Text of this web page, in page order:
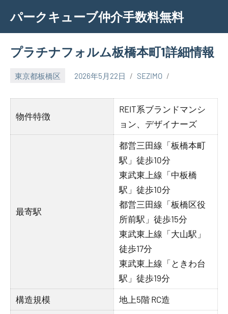
content
パークキューブ仲介手数料無料
プラチナフォルム板橋本町1詳細情報
東京都板橋区 2026年5月22日 SEZIMO
物件特徴
REIT系ブランドマンシ
ョン、デザイナーズ
最寄駅
都営三田線「板橋本町
駅」徒歩10分
東武東上線「中板橋
駅」徒歩10分
都営三田線「板橋区役
所前駅」徒歩15分
東武東上線「大山駅」
徒歩17分
東武東上線「ときわ台
駅」徒歩19分
構造規模 地上5階 RC造